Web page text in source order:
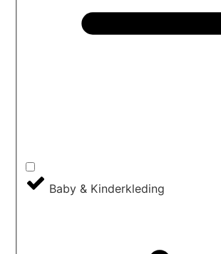
Baby & Kinderkleding